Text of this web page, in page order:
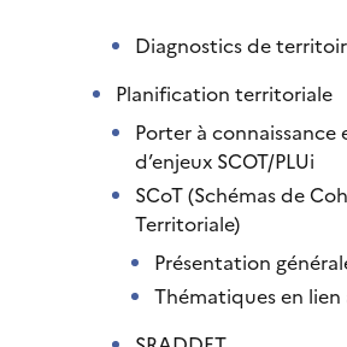
Diagnostics de
Planification territoriale
Porter à connaissance
d’enjeux SCOT/PLUi
SCoT (Schémas de
Territoriale)
Présentation
Thématiques en lien